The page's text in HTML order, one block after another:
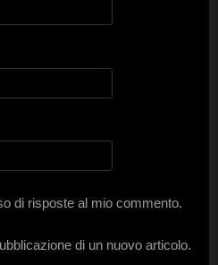
di risposte al mio commento.
di un nuovo articolo.